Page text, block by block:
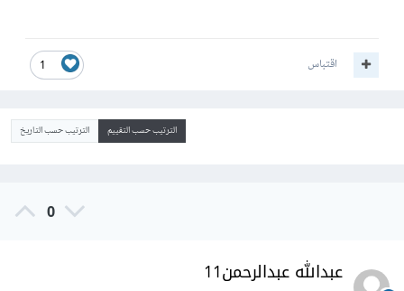
1 اقتباس
الترتيب حسب التقييم الترتيب حسب التاريخ
0
عبدالله عبدالرحمن11